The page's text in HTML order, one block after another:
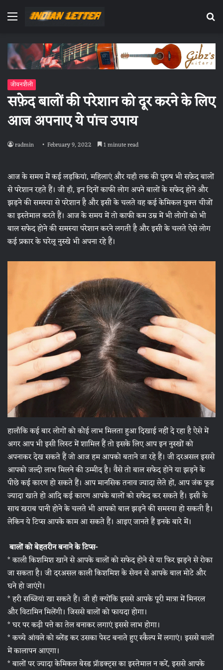
Menu
जीवनशैली
सफ़ेद बालों की परेशान को दूर करने के लिए
आज अपनाए ये पांच उपाय
radmin February 9, 2022 1 minute read
आज के समय में कई लड़कियां, महिलाएं और यहाँ तक की पुरुष भी सफ़ेद बालों
से परेशान रहते हैं। जी हाँ, इन दिनों काफी लोग अपने बालों के सफेद होने और
झड़ने की समस्या से परेशान है और इसी के चलते वह कई केमिकल युक्त चीजों
का इस्तेमाल करते हैं। आज के समय में तो काफी कम उम्र में भी लोगों को भी
बाल सफेद होने की समस्या परेशान करने लगती है और इसी के चलते ऐसे लोग
कई प्रकार के घरेलू नुस्खे भी अपना रहे हैं।
हालाँकि कई बार लोगों को कोई लाभ मिलता हुआ दिखाई नहीं दे रहा है ऐसे में
अगर आप भी इसी लिस्ट में शामिल हैं तो इसके लिए आप इन नुस्खों को
अपनाकर देख सकते हैं जो आज हम आपको बताने जा रहे हैं। जी दरअसल इससे
आपको जल्दी लाभ मिलने की उम्मीद है। वैसे तो बाल सफेद होने या झड़ने के
पीछे कई कारण हो सकते हैं। आप मानसिक तनाव ज्यादा लेते हों, आप जंक फूड
ज्यादा खाते हो आदि कई कारण आपके बालों को सफेद कर सकते हैं। इसी के
साथ खराब पानी होने के चलते भी आपको बाल झड़ने की समस्या हो सकती है।
लेकिन ये टिप्स आपके काम आ सकते हैं। आइए जानते हैं इनके बारे में।
बालों को बेहतरीन बनाने के टिप्स-
* काली किशमिश खाने से आपके बालों को सफेद होने से या फिर झड़ने से रोका
जा सकता है। जी दरअसल काली किशमिश के सेवन से आपके बाल मोटे और
घने हो जाएंगे।
* हरी सब्जियां खा सकते हैं। जी हाँ क्योंकि इससे आपके पूरी मात्रा में मिनरल
और विटामिन मिलेंगी। जिससे बालों को फायदा होगा।
* घर पर कढ़ी पत्ते का तेल बनाकर लगाएं इससे लाभ होगा।
* कच्चे आंवले को ब्लेंड कर उसका पेस्ट बनाते हुए स्कैल्प में लगाएं। इससे बालों
में कालापन आएगा।
* बालों पर ज्यादा केमिकल बेस्ड प्रॉडक्ट्स का इस्तेमाल न करें, इससे आपके